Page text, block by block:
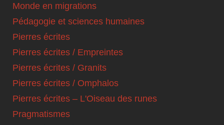
Monde en migrations
Pédagogie et sciences humaines
Pierres écrites
Pierres écrites / Empreintes
Pierres écrites / Granits
Pierres écrites / Omphalos
Pierres écrites – L'Oiseau des runes
Pragmatismes